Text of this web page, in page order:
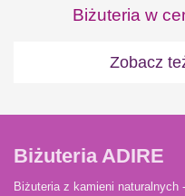
Biżuteria w
Zobacz
Biżuteria ADIRE
Biżuteria z kamieni naturalnych